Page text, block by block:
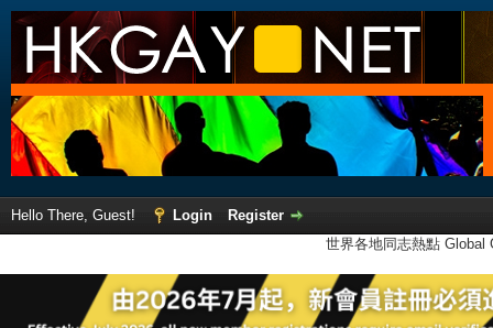
Hello There, Guest! Login
Register
世界各地同志熱點